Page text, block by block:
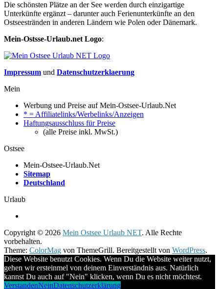
Die schönsten Plätze an der See werden durch einzigartige
Unterkünfte ergänzt – darunter auch Ferienunterkünfte an den
Ostseestränden in anderen Ländern wie Polen oder Dänemark.
Mein-Ostsse-Urlaub.net Logo:
Impressum und Datenschutzerklaerung
Mein
Werbung und Preise auf Mein-Ostsee-Urlaub.Net
* = Affiliatelinks/Werbelinks/Anzeigen
Haftungsausschluss für Preise
(alle Preise inkl. MwSt.)
Ostsee
Mein-Ostsee-Urlaub.Net
Sitemap
Deutschland
Urlaub
Copyright © 2026 Mein Ostsee Urlaub NET. Alle Rechte
vorbehalten.
Theme: ColorMag von ThemeGrill. Bereitgestellt von WordPress.
Diese Website benutzt Cookies. Wenn Du die Website weiter nutzt,
gehen wir ersteinmel von deinem Einverständnis aus. Natürlich
kannst Du auch auf "Nein" klicken, wenn Du es nicht möchtest.
VerstandenNeinDatenschutzerklärung